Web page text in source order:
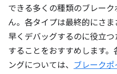
できる多くの種類のブレー
ん。各タイプは最終的にさ
早くデバッグするのに役立
することをおすすめします
ングについては、 ブレーク